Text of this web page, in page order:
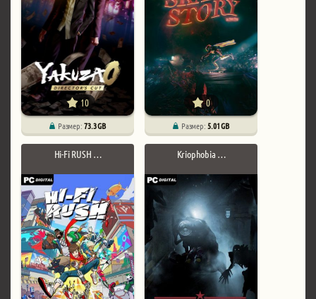
10
Размер:73.3 GB
0
Размер:5.01 GB
Hi-Fi RUSH … Kriophobia …